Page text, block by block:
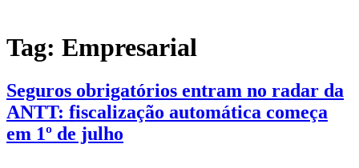
Tag: Empresarial
Seguros obrigatórios entram no radar da
ANTT: fiscalização automática começa
em 1º de julho